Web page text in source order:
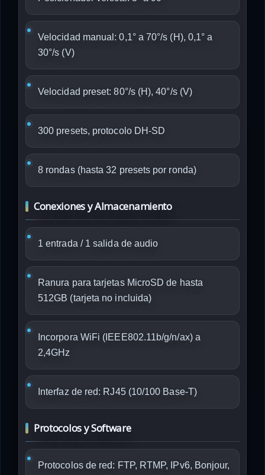
Velocidad manual: 0,1° a 70°/s (H), 0,1° a
30°/s (V)
Velocidad preset: 80°/s (H), 40°/s (V)
300 presets, protocolo DH-SD
8 rondas (hasta 32 presets por ronda)
Conexiones y Almacenamiento
1 entrada / 1 salida de audio
Ranura para tarjetas MicroSD de hasta
512GB (tarjeta no incluida)
Incorpora WiFi (IEEE802.11b/g/n/ax) a
2,4GHz
Interfaz de red: RJ45 (10/100 Base-T)
Protocolos y Software
Protocolos de red: FTP, RTMP, IPv6, Bonjour,